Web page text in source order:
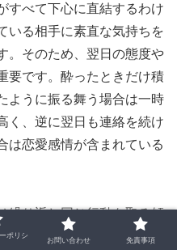
すべて下心に直結するわけ
いる相手に素直な気持ちを
。そのため、翌日の態度や
要です。酔ったときだけ積
ように振る舞う場合は一時
く、逆に翌日も連絡を続け
は恋愛感情が含まれている
繰り返し同じ行動を取る傾
距離を詰めてくる、甘えた
ポリシ
お問い合わせ 免責事項